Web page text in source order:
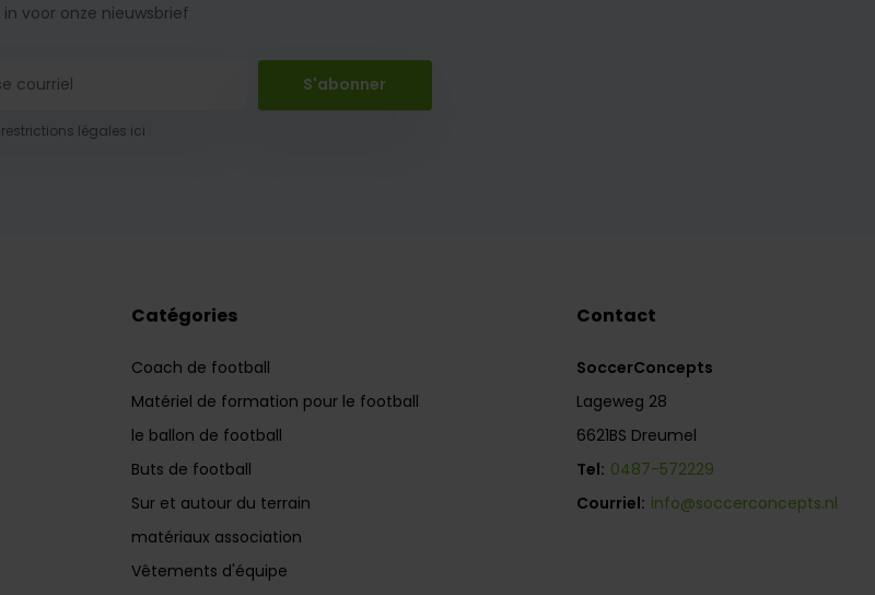
in voor onze nieuwsbrief
S'abonner
restrictions légales ici
Catégories
Coach de football
Matériel de formation pour le football
le ballon de football
Buts de football
Sur et autour du terrain
matériaux association
Vêtements d'équipe
Contact
SoccerConcepts
Lageweg 28
6621BS Dreumel
Tel: 0487-572229
Courriel: info@soccerconcepts.nl